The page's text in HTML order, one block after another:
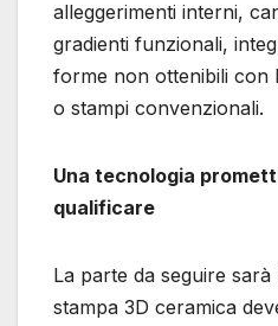
alleggerimenti interni,
gradienti funzionali,
forme non ottenibili con
o stampi convenzionali.
Una tecnologia
qualificare
La parte da seguire
stampa 3D ceramica